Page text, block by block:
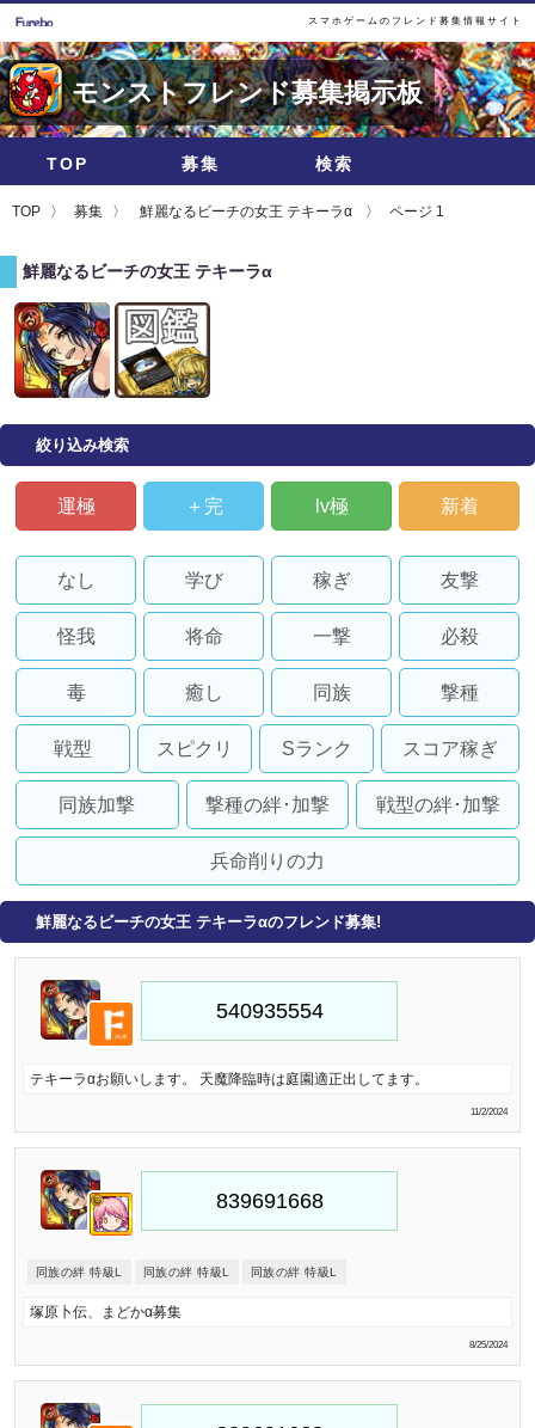
スマホゲームのフレンド募集情報サイト
モンストフレンド募集掲示板
TOP 募集 検索
TOP 募集 鮮麗なるビーチの女王 テキーラα ページ 1
鮮麗なるビーチの女王 テキーラα
絞り込み検索
運極 ＋完 lv極 新着
なし 学び 稼ぎ 友撃
怪我 将命 一撃 必殺
毒 癒し 同族 撃種
戦型 スピクリ Sランク スコア稼ぎ
同族加撃 撃種の絆･加撃 戦型の絆･加撃
兵命削りの力
鮮麗なるビーチの女王 テキーラαのフレンド募集!
テキーラαお願いします。 天魔降臨時は庭園適正出してます。
11/2/2024
同族の絆 特級L 同族の絆 特級L 同族の絆 特級L
塚原卜伝、まどかα募集
8/25/2024